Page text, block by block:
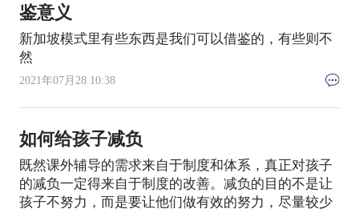
鉴意义
新加坡模式里有些东西是我们可以借鉴的，有些则不
然
2021年07月28 10:38
如何给孩子减负
既然课外辅导的需求来自于制度和体系，真正对孩子
的减负一定得来自于制度的改善。减负的目的不是让
孩子不努力，而是要让他们做有效的努力，尽量较少